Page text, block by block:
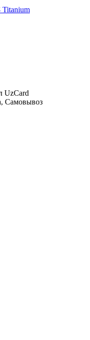
Titanium
UzCard
Самовывоз